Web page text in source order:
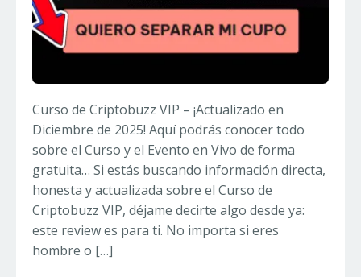
Curso de Criptobuzz VIP – ¡Actualizado en
Diciembre de 2025! Aquí podrás conocer todo
sobre el Curso y el Evento en Vivo de forma
gratuita… Si estás buscando información directa,
honesta y actualizada sobre el Curso de
Criptobuzz VIP, déjame decirte algo desde ya:
este review es para ti. No importa si eres
hombre o […]